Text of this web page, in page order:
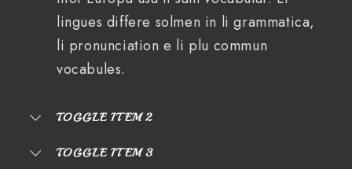
lingues differe solmen in li grammatica,
li pronunciation e li plu commun
vocabules.
TOGGLE ITEM 2
TOGGLE ITEM 3